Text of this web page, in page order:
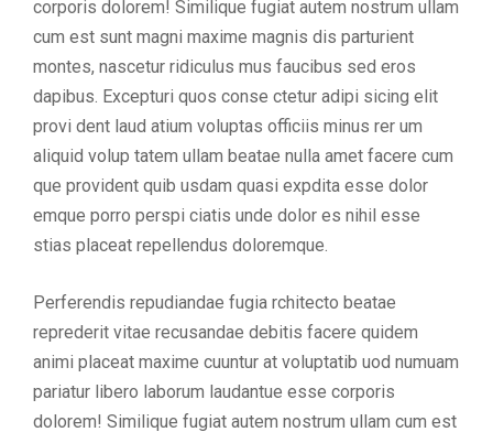
corporis dolorem! Similique fugiat autem nostrum ullam
cum est sunt magni maxime magnis dis parturient
montes, nascetur ridiculus mus faucibus sed eros
dapibus. Excepturi quos conse ctetur adipi sicing elit
provi dent laud atium voluptas officiis minus rer um
aliquid volup tatem ullam beatae nulla amet facere cum
que provident quib usdam quasi expdita esse dolor
emque porro perspi ciatis unde dolor es nihil esse
stias placeat repellendus doloremque.
Perferendis repudiandae fugia rchitecto beatae
reprederit vitae recusandae debitis facere quidem
animi placeat maxime cuuntur at voluptatib uod numuam
pariatur libero laborum laudantue esse corporis
dolorem! Similique fugiat autem nostrum ullam cum est